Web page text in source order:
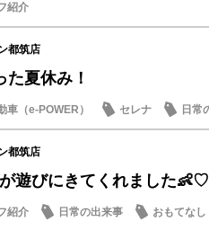
紹介
都筑店
た夏休み！
車（e-POWER） セレナ 日常
都筑店
遊びにきてくれました👶♡
紹介 日常の出来事 おもてなし